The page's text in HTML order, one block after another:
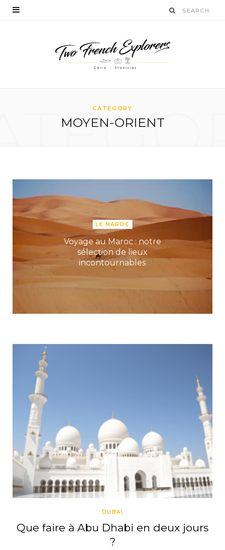
CATEGORY
MOYEN-ORIENT
LE MAROC
Voyage au Maroc : notre
sélection de lieux
incontournables
DUBAÏ
Que faire à Abu Dhabi en deux jours
?